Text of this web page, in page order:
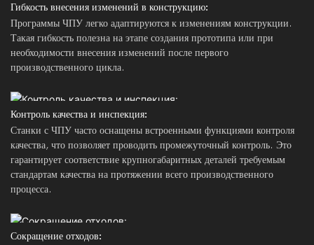
Гибкость внесения изменений в конструкцию:
Программы ЧПУ легко адаптируются к изменениям конструкции.
Такая гибкость полезна на этапе создания прототипа или при
необходимости внесения изменений после первого
производственного цикла.
Контроль качества и инспекция:
Станки с ЧПУ часто оснащены встроенными функциями контроля
качества, что позволяет проводить промежуточный контроль. Это
гарантирует соответствие крупногабаритных деталей требуемым
стандартам качества на протяжении всего производственного
процесса.
Сокращение отходов: